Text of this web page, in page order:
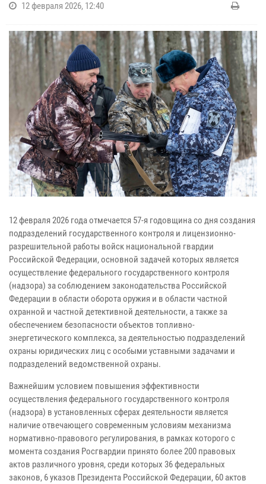
12 февраля 2026, 12:40
12 февраля 2026 года отмечается 57-я годовщина со дня создания
подразделений государственного контроля и лицензионно-
разрешительной работы войск национальной гвардии
Российской Федерации, основной задачей которых является
осуществление федерального государственного контроля
(надзора) за соблюдением законодательства Российской
Федерации в области оборота оружия и в области частной
охранной и частной детективной деятельности, а также за
обеспечением безопасности объектов топливно-
энергетического комплекса, за деятельностью подразделений
охраны юридических лиц с особыми уставными задачами и
подразделений ведомственной охраны.
Важнейшим условием повышения эффективности
осуществления федерального государственного контроля
(надзора) в установленных сферах деятельности является
наличие отвечающего современным условиям механизма
нормативно-правового регулирования, в рамках которого с
момента создания Росгвардии принято более 200 правовых
актов различного уровня, среди которых 36 федеральных
законов, 6 указов Президента Российской Федерации, 60 актов